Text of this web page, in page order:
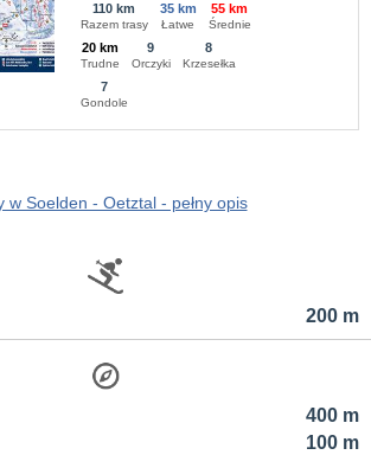
110 km
Razem trasy
35 km
Łatwe
55 km
Średnie
20 km
Trudne
9
Orczyki
8
Krzesełka
7
Gondole
w Soelden - Oetztal - pełny opis
200 m
400 m
100 m